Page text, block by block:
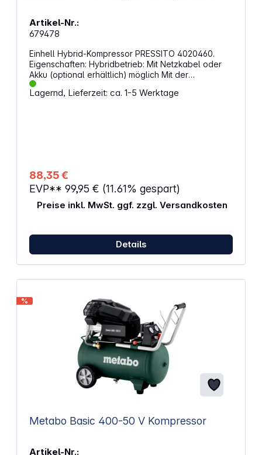
Artikel-Nr.:
679478
Einhell Hybrid-Kompressor PRESSITO 4020460.
Eigenschaften: Hybridbetrieb: Mit Netzkabel oder
Akku (optional erhältlich) möglich Mit der
Hochdruckpumpe können Radreifen, Autoreifen und
Bälle aufgepumpt werden Niederdruckpumpe und
Hinweis: Akku und Ladegerät nicht im Lieferumfang
enthalten Motorspannung: 18 V Max. Betriebsdruck:
11 bar Abgabeleistung: Bei 0 bar: 16 l / min Bei 4 bar:
10 l / min Bei 7 bar: 8 l / min Länge
Niederdruckschlauch: 31 cm Gewicht: 2,11 kg
Lagernd, Lieferzeit: ca. 1-5 Werktage
88,35 €
EVP** 99,95 € (11.61% gespart)
Preise inkl. MwSt. ggf. zzgl. Versandkosten
Details
%
Metabo Basic 400-50 V Kompressor
Artikel-Nr.: